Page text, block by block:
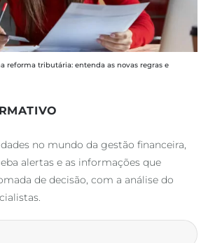
reforma tributária: entenda as novas regras e
no mundo da gestão financeira,
alertas e as informações que
de decisão, com a análise do